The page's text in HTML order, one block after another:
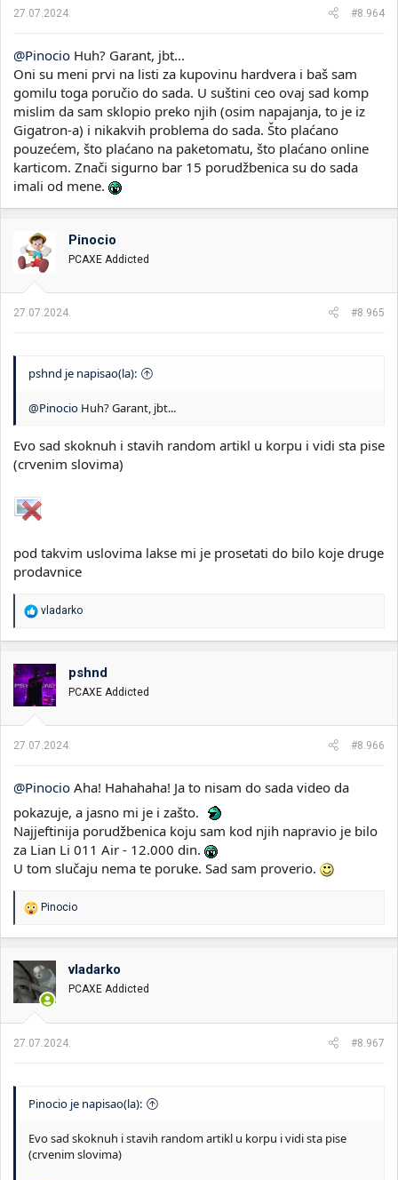
:
27.07.2024. #8.964
@Pinocio Huh? Garant, jbt...
Oni su meni prvi na listi za kupovinu hardvera i baš sam
gomilu toga poručio do sada. U suštini ceo ovaj sad komp
mislim da sam sklopio preko njih (osim napajanja, to je iz
Gigatron-a) i nikakvih problema do sada. Što plaćano
pouzećem, što plaćano na paketomatu, što plaćano online
karticom. Znači sigurno bar 15 porudžbenica su do sada
imali od mene.
Pinocio
PCAXE Addicted
27.07.2024. #8.965
pshnd je napisao(la):
@Pinocio Huh? Garant, jbt...
Evo sad skoknuh i stavih random artikl u korpu i vidi sta pise
(crvenim slovima)
pod takvim uslovima lakse mi je prosetati do bilo koje druge
prodavnice
R
o
v
a
n
:
vladarko
pshnd
PCAXE Addicted
27.07.2024. #8.966
@Pinocio Aha! Hahahaha! Ja to nisam do sada video da
pokazuje, a jasno mi je i zašto.
Najjeftinija porudžbenica koju sam kod njih napravio je bilo
za Lian Li 011 Air - 12.000 din.
U tom slučaju nema te poruke. Sad sam proverio.
R
a
o
v
a
n
:
Pinocio
vladarko
PCAXE Addicted
27.07.2024. #8.967
Pinocio je napisao(la):
Evo sad skoknuh i stavih random artikl u korpu i vidi sta pise
(crvenim slovima)